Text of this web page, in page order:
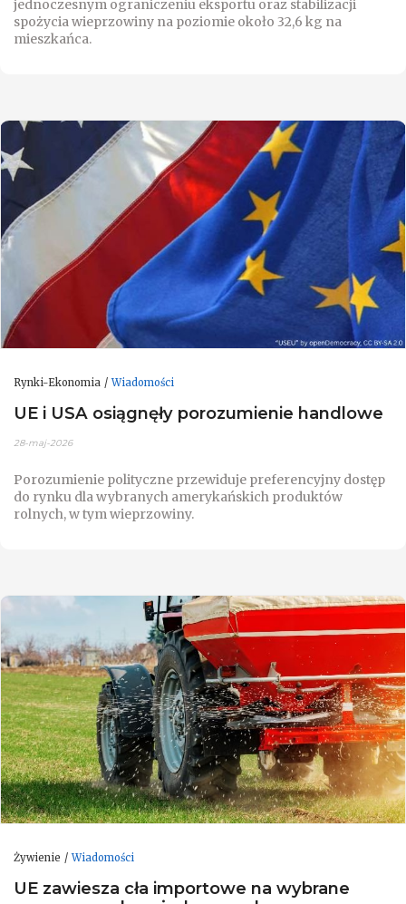
jednoczesnym ograniczeniu eksportu oraz stabilizacji
spożycia wieprzowiny na poziomie około 32,6 kg na
mieszkańca.
Rynki-Ekonomia Wiadomości
UE i USA osiągnęły porozumienie handlowe
28-maj-2026
Porozumienie polityczne przewiduje preferencyjny dostęp
do rynku dla wybranych amerykańskich produktów
rolnych, w tym wieprzowiny.
Żywienie Wiadomości
UE zawiesza cła importowe na wybrane